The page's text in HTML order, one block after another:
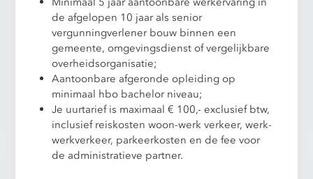
de afgelopen 10 jaar als senior
vergunningverlener bouw binnen een
gemeente, omgevingsdienst of vergelijkbare
overheidsorganisatie;
Aantoonbare afgeronde opleiding op
minimaal hbo bachelor niveau;
Je uurtarief is maximaal € 100,- exclusief btw,
inclusief reiskosten woon-werk verkeer, werk-
werkverkeer, parkeerkosten en de fee voor
de administratieve partner.